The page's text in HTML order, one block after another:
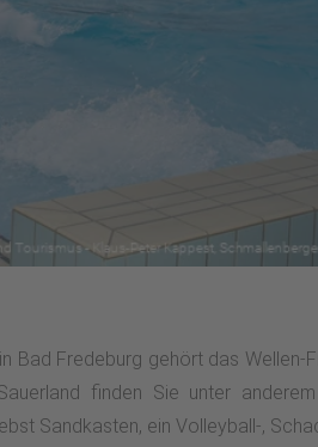
Bad Fredeburg gehört das
finden Sie unter
Sandkasten, ein Volleyball-,